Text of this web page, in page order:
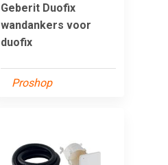
Geberit Duofix
wandankers voor
duofix
Proshop